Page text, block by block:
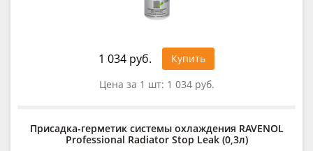
1 034 руб.
Купить
Цена за 1 шт: 1 034 руб.
Присадка-герметик системы охлаждения RAVENOL
Professional Radiator Stop Leak (0,3л)